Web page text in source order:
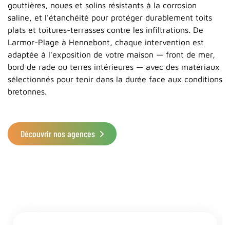
gouttières, noues et solins résistants à la corrosion
saline, et l'étanchéité pour protéger durablement toits
plats et toitures-terrasses contre les infiltrations. De
Larmor-Plage à Hennebont, chaque intervention est
adaptée à l'exposition de votre maison — front de mer,
bord de rade ou terres intérieures — avec des matériaux
sélectionnés pour tenir dans la durée face aux conditions
bretonnes.
Découvrir nos agences